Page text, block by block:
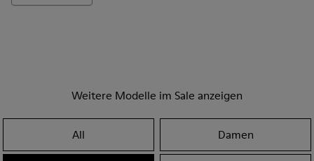
Weitere Modelle im Sale anzeigen
All Damen